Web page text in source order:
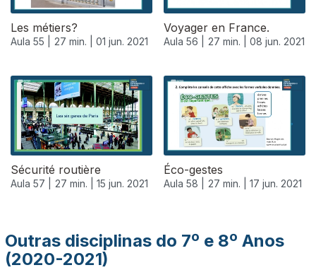
Les métiers?
Aula 55 | 27 min. | 01 jun. 2021
Voyager en France.
Aula 56 | 27 min. | 08 jun. 2021
Sécurité routière
Aula 57 | 27 min. | 15 jun. 2021
Éco-gestes
Aula 58 | 27 min. | 17 jun. 2021
551757
Outras disciplinas do 7º e 8º Anos
(2020-2021)